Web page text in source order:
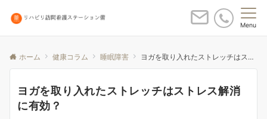
Menu
ホーム 健康コラム 睡眠障害 ヨガを取り入れたストレッチはストレス解消に有効？
ヨガを取り入れたストレッチはストレス解消
に有効？